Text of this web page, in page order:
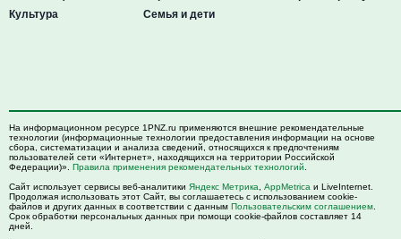
Культура
Семья и дети
На информационном ресурсе 1PNZ.ru применяются внешние рекомендательные
технологии (информационные технологии предоставления информации на основе
сбора, систематизации и анализа сведений, относящихся к предпочтениям
пользователей сети «Интернет», находящихся на территории Российской
Федерации)». Правила применения рекомендательных технологий
Сайт использует сервисы веб-аналитики Яндекс Метрика AppMetrica и LiveInternet.
Продолжая использовать этот Сайт, вы соглашаетесь с использованием cookie-
файлов и других данных в соответствии с данным Пользовательским соглашением
Срок обработки персональных данных при помощи cookie-файлов составляет 14
дней.